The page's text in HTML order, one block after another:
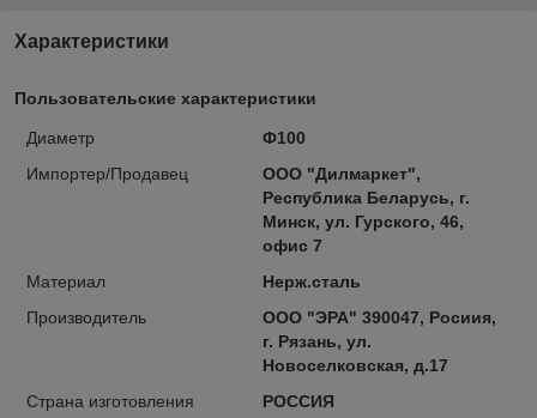
Характеристики
Пользовательские характеристики
Диаметр
Ф100
Импортер/Продавец
ООО "Дилмаркет",
Республика Беларусь, г.
Минск, ул. Гурского, 46,
офис 7
Материал
Нерж.сталь
Производитель
ООО "ЭРА" 390047, Росиия,
г. Рязань, ул.
Новоселковская, д.17
Страна изготовления
РОССИЯ